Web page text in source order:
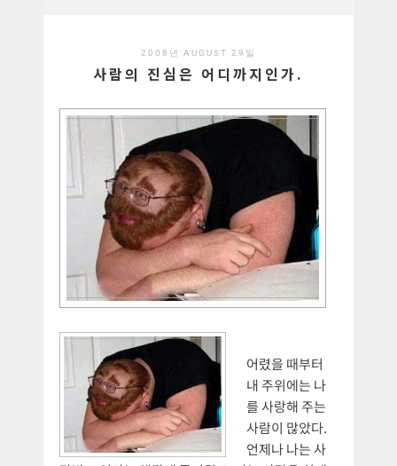
2008년 AUGUST 29일
사람의 진심은 어디까지인가.
어렸을 때부터
내 주위에는 나
를 사랑해 주는
사람이 많았다.
언제나 나는 사